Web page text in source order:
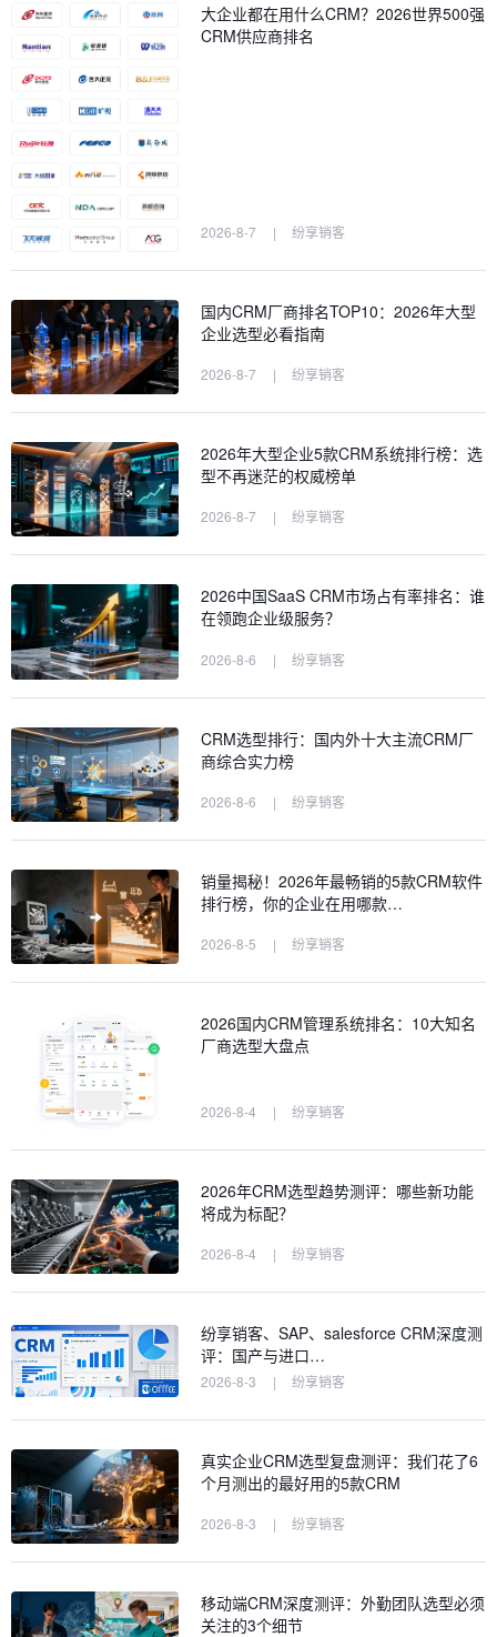
大企业都在用什么CRM？2026世界500强
CRM供应商排名
2026-8-7 | 纷享销客
国内CRM厂商排名TOP10：2026年大型
企业选型必看指南
2026-8-7 | 纷享销客
2026年大型企业5款CRM系统排行榜：选
型不再迷茫的权威榜单
2026-8-7 | 纷享销客
2026中国SaaS CRM市场占有率排名：谁
在领跑企业级服务？
2026-8-6 | 纷享销客
CRM选型排行：国内外十大主流CRM厂
商综合实力榜
2026-8-6 | 纷享销客
销量揭秘！2026年最畅销的5款CRM软件
排行榜，你的企业在用哪款…
2026-8-5 | 纷享销客
2026国内CRM管理系统排名：10大知名
厂商选型大盘点
2026-8-4 | 纷享销客
2026年CRM选型趋势测评：哪些新功能
将成为标配？
2026-8-4 | 纷享销客
纷享销客、SAP、salesforce CRM深度测
评：国产与进口…
2026-8-3 | 纷享销客
真实企业CRM选型复盘测评：我们花了6
个月测出的最好用的5款CRM
2026-8-3 | 纷享销客
移动端CRM深度测评：外勤团队选型必须
关注的3个细节